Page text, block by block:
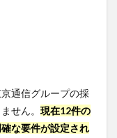
通信グループの採
せん。 現在12件の
な要件が設定され